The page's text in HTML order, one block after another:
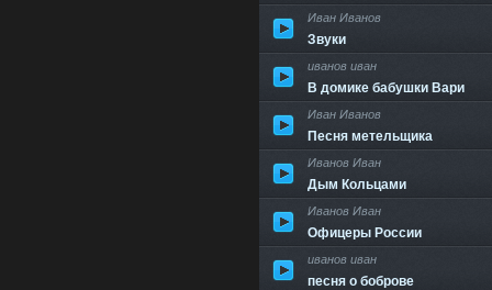
Иван Иванов
Звуки
иванов иван
В домике бабушки Вари
Иван Иванов
Песня метельщика
Иванов Иван
Дым Кольцами
Иванов Иван
Офицеры России
иванов иван
песня о боброве